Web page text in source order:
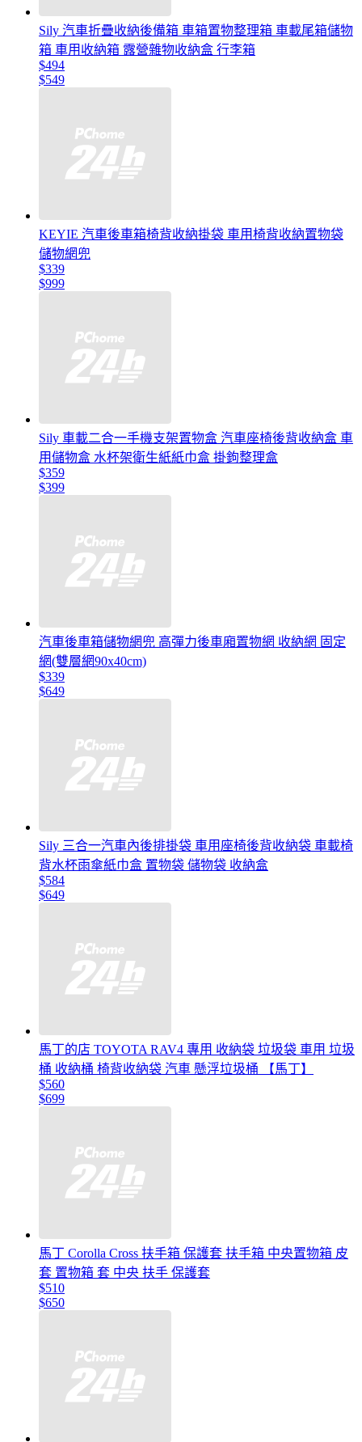
Sily 汽車折疊收納後備箱 車箱置物整理箱 車載尾箱儲物
箱 車用收納箱 露營雜物收納盒 行李箱
$494
$549
KEYIE 汽車後車箱椅背收納掛袋 車用椅背收納置物袋
儲物網兜
$339
$999
Sily 車載二合一手機支架置物盒 汽車座椅後背收納盒 車
用儲物盒 水杯架衛生紙紙巾盒 掛鉤整理盒
$359
$399
汽車後車箱儲物網兜 高彈力後車廂置物網 收納網 固定
網(雙層網90x40cm)
$339
$649
Sily 三合一汽車內後排掛袋 車用座椅後背收納袋 車載椅
背水杯雨傘紙巾盒 置物袋 儲物袋 收納盒
$584
$649
馬丁的店 TOYOTA RAV4 專用 收納袋 垃圾袋 車用 垃圾
桶 收納桶 椅背收納袋 汽車 懸浮垃圾桶 【馬丁】
$560
$699
馬丁 Corolla Cross 扶手箱 保護套 扶手箱 中央置物箱 皮
套 置物箱 套 中央 扶手 保護套
$510
$650